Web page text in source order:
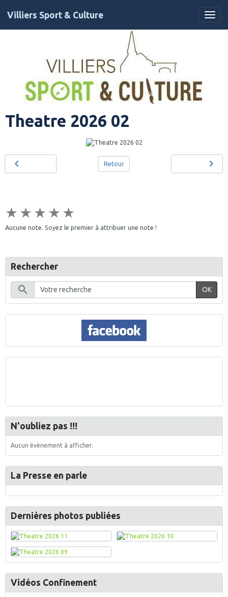
Villiers Sport & Culture
Theatre 2026 02
Retour
★ ★ ★ ★ ★
Aucune note. Soyez le premier à attribuer une note !
Rechercher
OK
N'oubliez pas !!!
Aucun évènement à afficher.
La Presse en parle
Dernières photos publiées
Vidéos Confinement